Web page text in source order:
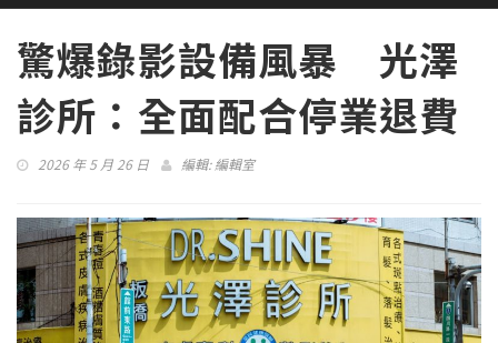
驚爆錄影設備風暴 光澤
診所：全面配合停業退費
2026 年 5 月 26 日 編輯:編輯室